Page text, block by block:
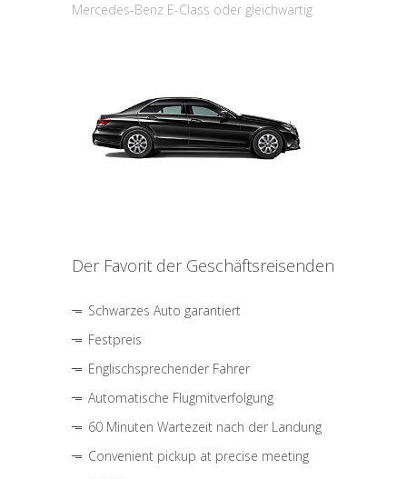
Mercedes-Benz E-Class oder gleichwärtig
Der Favorit der Geschäftsreisenden
Schwarzes Auto garantiert
Festpreis
Englischsprechender Fahrer
Automatische Flugmitverfolgung
60 Minuten Wartezeit nach der Landung
Convenient pickup at precise meeting